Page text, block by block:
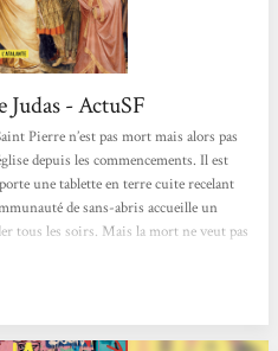
- ActuSF
Pierre n’est pas mort mais alors pas
depuis les commencements. Il est
une tablette en terre cuite recelant
de sans-abris accueille un
tous les soirs. Mais la mort ne veut pas
morts. Son vrai nom est… Judas.